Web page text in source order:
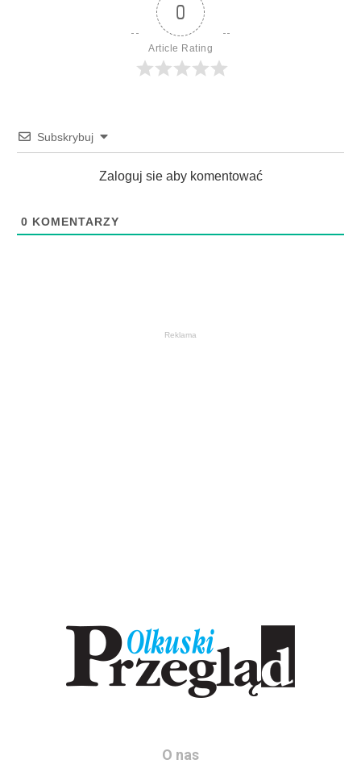
0
Article Rating
Subskrybuj
Zaloguj sie aby komentować
0 KOMENTARZY
Reklama
O nas